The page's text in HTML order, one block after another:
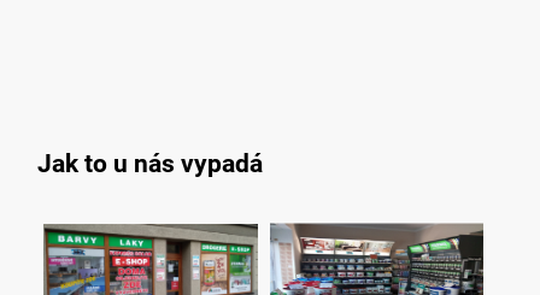
Jak to u nás vypadá